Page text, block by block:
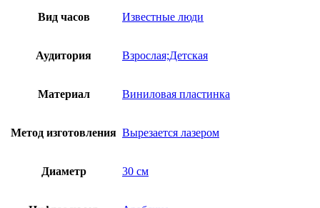
Вид часов Известные люди
Аудитория Взрослая;Детская
Материал Виниловая пластинка
Метод изготовления Вырезается лазером
Диаметр 30 см